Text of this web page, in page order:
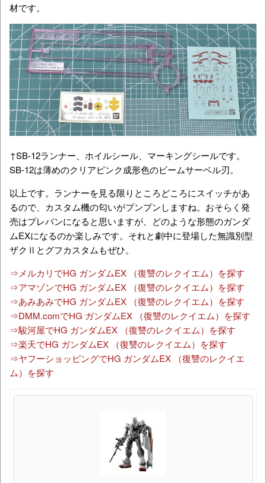
材です。
↑SB-12ランナー、ホイルシール、マーキングシールです。
SB-12は薄めのクリアピンク成形色のビームサーベル刃。
以上です。ランナーを見る限りところどころにスイッチがあ
るので、カスタム機の匂いがプンプンしますね。おそらく発
売はプレバンになると思いますが、どのような形態のガンダ
ムEXになるのか楽しみです。それと劇中に登場した無識別型
ザクⅡとグフカスタムもぜひ。
⇒メルカリでHG ガンダムEX （復讐のレクイエム）を探す
⇒アマゾンでHG ガンダムEX （復讐のレクイエム）を探す
⇒あみあみでHG ガンダムEX （復讐のレクイエム）を探す
⇒DMM.comでHG ガンダムEX （復讐のレクイエム）を探す
⇒駿河屋でHG ガンダムEX （復讐のレクイエム）を探す
⇒楽天でHG ガンダムEX （復讐のレクイエム）を探す
⇒ヤフーショッピングでHG ガンダムEX （復讐のレクイエ
ム）を探す